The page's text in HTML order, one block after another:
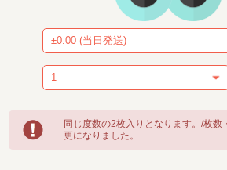
同じ度数の2枚入りとなります。/枚数
更になりました。